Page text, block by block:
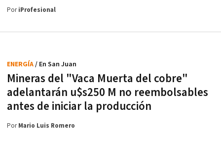
PoriProfesional
Mineras del "Vaca Muerta del cobre"
adelantarán u$s250 M no reembolsables
antes de iniciar la producción
ENERGÍA/ En San Juan
PorMario Luis Romero